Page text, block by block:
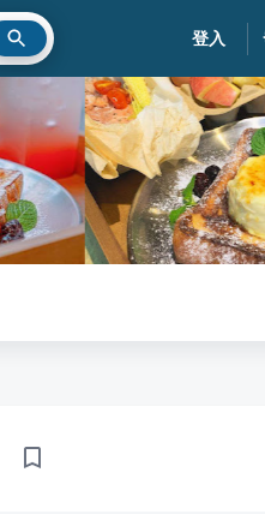
登入